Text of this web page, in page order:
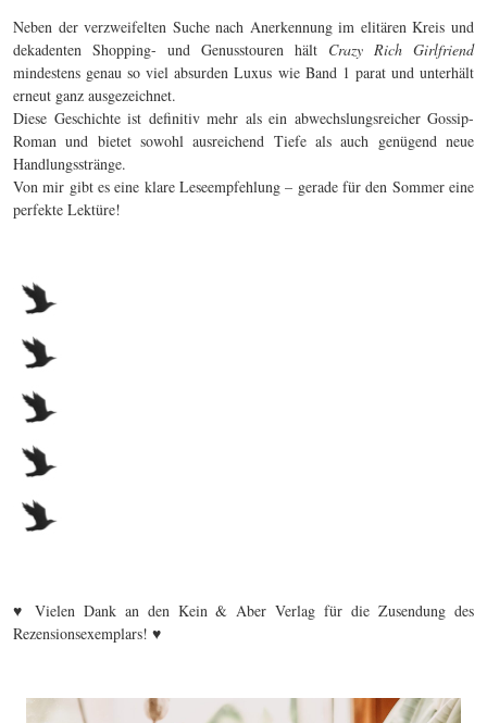
Neben der verzweifelten Suche nach Anerkennung im elitären Kreis und
dekadenten Shopping- und Genusstouren hält Crazy Rich Girlfriend
mindestens genau so viel absurden Luxus wie Band 1 parat und unterhält
erneut ganz ausgezeichnet.
Diese Geschichte ist definitiv mehr als ein abwechslungsreicher Gossip-
Roman und bietet sowohl ausreichend Tiefe als auch genügend neue
Handlungsstränge.
Von mir gibt es eine klare Leseempfehlung – gerade für den Sommer eine
perfekte Lektüre!
♥ Vielen Dank an den Kein & Aber Verlag für die Zusendung des
Rezensionsexemplars! ♥